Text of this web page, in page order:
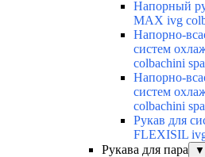
Напорный
MAX ivg
Напорно-
систем
colbachini spa
Напорно-
систем
colbachini spa
Рукав для
FLEXISIL
Рукава для пара
▼